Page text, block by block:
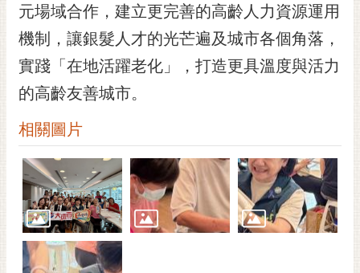
料
開
放
宣
告
府
交
位
置
元場域合作，建立更完善的高齡人力資源運用
機制，讓銀髮人才的光芒遍及城市各個角落，
實踐「在地活躍老化」，打造更具溫度與活力
的高齡友善城市。
相關圖片